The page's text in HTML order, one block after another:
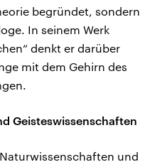
begründet, sondern
In seinem Werk
denkt er darüber
mit dem Gehirn des
Geisteswissenschaften
und